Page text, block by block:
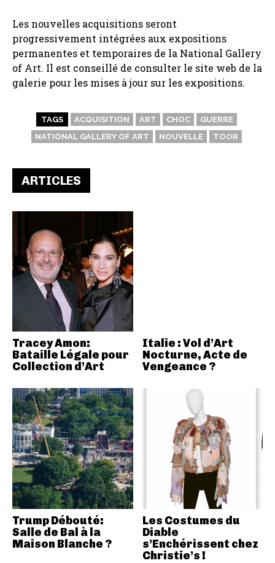
Les nouvelles acquisitions seront
progressivement intégrées aux expositions
permanentes et temporaires de la National Gallery
of Art. Il est conseillé de consulter le site web de la
galerie pour les mises à jour sur les expositions.
TAGS ACQUISITION ART CHOC
GUERRE
NATIONAL GALLERY OF ART
NOUVELLE TOOR
ARTICLES
Tracey Amon:
Bataille Légale pour
Collection d’Art
Italie : Vol d’Art
Nocturne, Acte de
Vengeance ?
Trump Débouté:
Salle de Bal à la
Maison Blanche ?
Les Costumes du
Diable
s’Enchérissent chez
Christie’s !